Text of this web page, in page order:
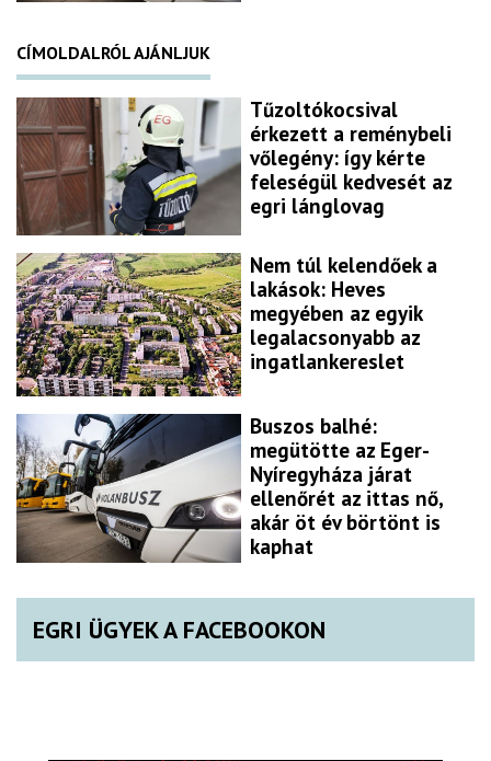
CÍMOLDALRÓL AJÁNLJUK
Tűzoltókocsival
érkezett a reménybeli
vőlegény: így kérte
feleségül kedvesét az
egri lánglovag
Nem túl kelendőek a
lakások: Heves
megyében az egyik
legalacsonyabb az
ingatlankereslet
Buszos balhé:
megütötte az Eger-
Nyíregyháza járat
ellenőrét az ittas nő,
akár öt év börtönt is
kaphat
EGRI ÜGYEK A FACEBOOKON